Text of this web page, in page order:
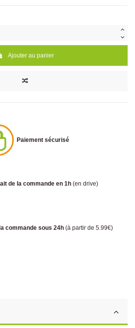
Ajouter au panier
Paiement sécurisé
de la commande en 1h (en drive)
commande sous 24h (à partir de 5.99€)